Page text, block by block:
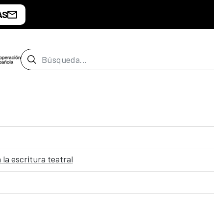
Barra de búsqueda
la escritura teatral